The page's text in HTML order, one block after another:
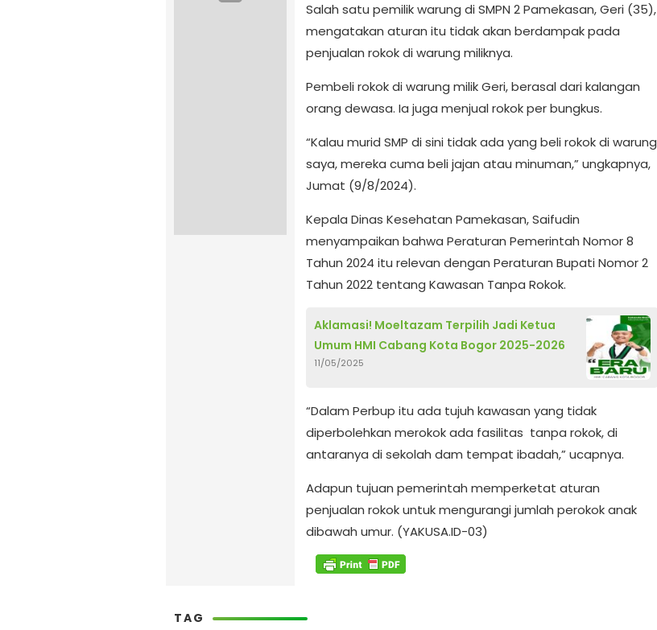
Salah satu pemilik warung di SMPN 2 Pamekasan, Geri (35),
mengatakan aturan itu tidak akan berdampak pada
penjualan rokok di warung miliknya.
Pembeli rokok di warung milik Geri, berasal dari kalangan
orang dewasa. Ia juga menjual rokok per bungkus.
“Kalau murid SMP di sini tidak ada yang beli rokok di warung
saya, mereka cuma beli jajan atau minuman,” ungkapnya,
Jumat (9/8/2024).
Kepala Dinas Kesehatan Pamekasan, Saifudin
menyampaikan bahwa Peraturan Pemerintah Nomor 8
Tahun 2024 itu relevan dengan Peraturan Bupati Nomor 2
Tahun 2022 tentang Kawasan Tanpa Rokok.
Aklamasi! Moeltazam Terpilih Jadi Ketua
Umum HMI Cabang Kota Bogor 2025-2026
11/05/2025
“Dalam Perbup itu ada tujuh kawasan yang tidak
diperbolehkan merokok ada fasilitas tanpa rokok, di
antaranya di sekolah dam tempat ibadah,” ucapnya.
Adapun tujuan pemerintah memperketat aturan
penjualan rokok untuk mengurangi jumlah perokok anak
dibawah umur. (YAKUSA.ID-03)
TAG